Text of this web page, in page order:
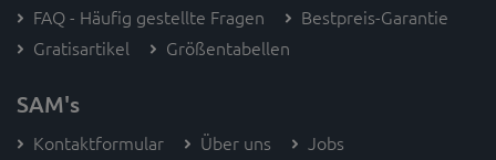
FAQ - Häufig gestellte Fragen
Bestpreis-Garantie
Gratisartikel
Größentabellen
SAM's
Kontaktformular Über uns
Jobs